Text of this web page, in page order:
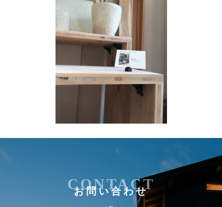
お問い合わせ
CONTACT